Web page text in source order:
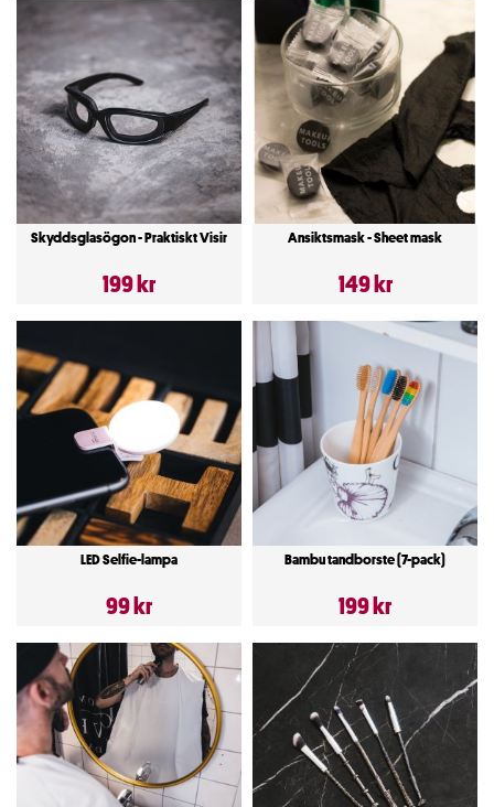
Skyddsglasögon - Praktiskt Visir
199 kr
Ansiktsmask - Sheet mask
149 kr
LED Selfie-lampa
99 kr
Bambu tandborste (7-pack)
199 kr